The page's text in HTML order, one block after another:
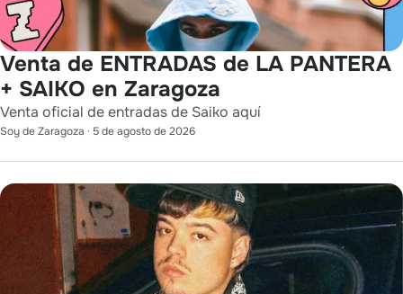
Venta de ENTRADAS de LA PANTERA
+ SAIKO en Zaragoza
Venta oficial de entradas de Saiko aquí
Soy de Zaragoza · 5 de agosto de 2026